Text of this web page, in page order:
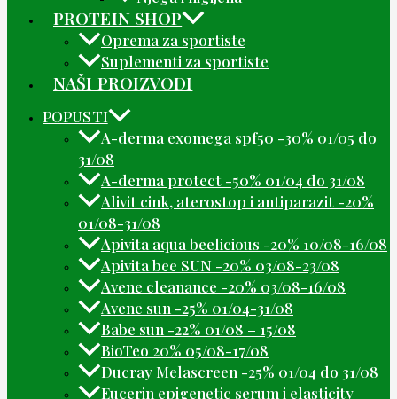
PROTEIN SHOP
Oprema za sportiste
Suplementi za sportiste
NAŠI PROIZVODI
POPUSTI
A-derma exomega spf50 -30% 01/05 do
31/08
A-derma protect -50% 01/04 do 31/08
Alivit cink, aterostop i antiparazit -20%
01/08-31/08
Apivita aqua beelicious -20% 10/08-16/08
Apivita bee SUN -20% 03/08-23/08
Avene cleanance -20% 03/08-16/08
Avene sun -25% 01/04-31/08
Babe sun -22% 01/08 – 15/08
BioTeo 20% 05/08-17/08
Ducray Melascreen -25% 01/04 do 31/08
Eucerin epigenetic serum i elasticity